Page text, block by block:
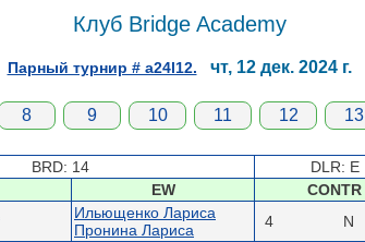
Клуб Bridge Academy
Парный турнир # a24l12. чт, 12 дек. 2024 г.
8 9 10 11 12 13
BRD: 14 DLR: E
EW CONTR
Ильющенко Лариса
Пронина Лариса
4 N